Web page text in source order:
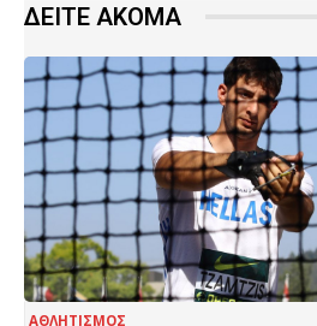
ΔΕΙΤΕ ΑΚΟΜΑ
ΑΘΛΗΤΙΣΜΟΣ